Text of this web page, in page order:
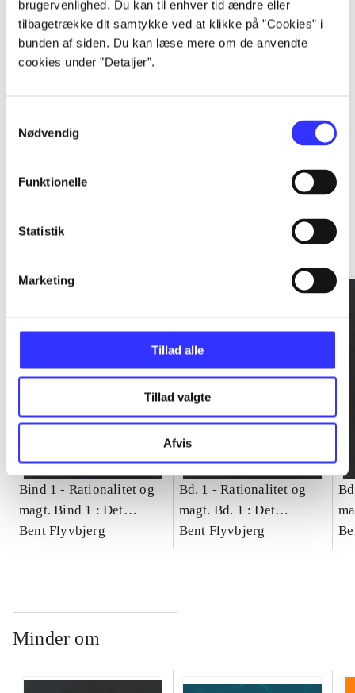
brugervenlighed. Du kan til enhver tid ændre eller
tilbagetrække dit samtykke ved at klikke på ”Cookies” i
bunden af siden. Du kan læse mere om de anvendte
cookies under ”Detaljer”.
Nødvendig
Funktionelle
Statistik
Marketing
Tillad alle
Tillad valgte
Afvis
...
Bind 1 - Rationalitet og
magt. Bind 1 : Det
konkretes videnskab
Bent Flyvbjerg
Bd. 1 -Rationalitet og
magt. Bd. 1 : Det
konkretes videnskab
Bent Flyvbjerg
Minder om